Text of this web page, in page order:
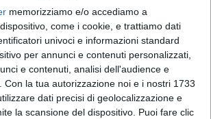
memorizziamo e/o accediamo a
come i cookie, e trattiamo dati
univoci e informazioni standard
per annunci e contenuti personalizzati,
e contenuti, analisi dell'audience e
Con la tua autorizzazione noi e i nostri 1733
dati precisi di geolocalizzazione e
la scansione del dispositivo. Puoi fare clic